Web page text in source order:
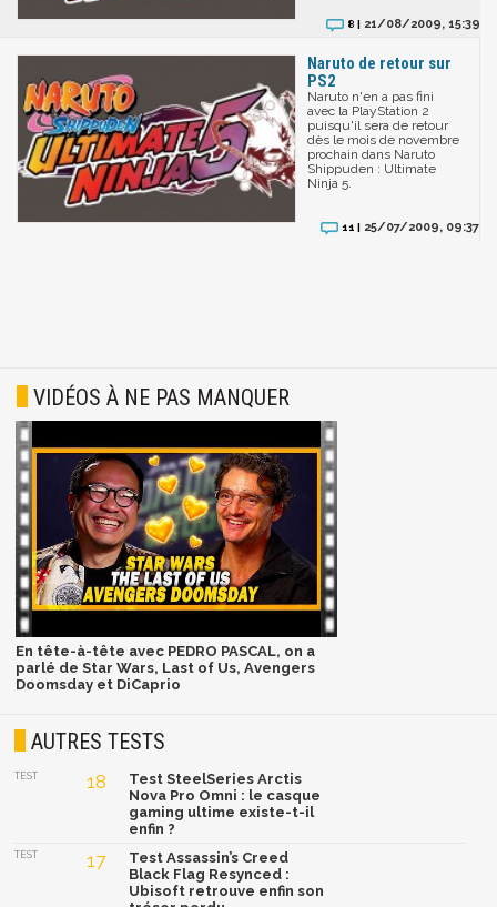
8 | 21/08/2009, 15:39
Naruto de retour sur
PS2
Naruto n'en a pas fini
avec la PlayStation 2
puisqu'il sera de retour
dès le mois de novembre
prochain dans Naruto
Shippuden : Ultimate
Ninja 5.
11 | 25/07/2009, 09:37
VIDÉOS À NE PAS MANQUER
En tête-à-tête avec PEDRO PASCAL, on a
parlé de Star Wars, Last of Us, Avengers
Doomsday et DiCaprio
AUTRES TESTS
TEST 18
Test SteelSeries Arctis
Nova Pro Omni : le casque
gaming ultime existe-t-il
enfin ?
TEST 17
Test Assassin’s Creed
Black Flag Resynced :
Ubisoft retrouve enfin son